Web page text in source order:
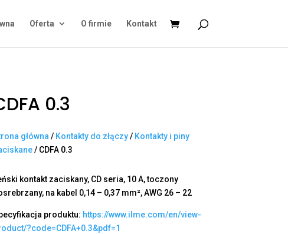
Oferta O firmie Kontakt
0.3
główna / Kontakty do złączy/ Kontakty i piny
/ CDFA 0.3
kontakt zaciskany, CD seria, 10 A, toczony
na kabel 0,14 – 0,37 mm², AWG 26 – 22
produktu: https://www.ilme.com/en/view-
?code=CDFA+0.3&pdf=1